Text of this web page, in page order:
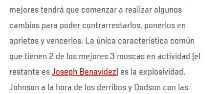
mejores tendrá que comenzar a realizar algunos
cambios para poder contrarrestarlos, ponerlos en
aprietos y vencerlos. La única característica común
que tienen 2 de los mejores 3 moscas en actividad (el
restante esJoseph Benavidez) es la explosividad.
Johnson a la hora de los derribos y Dodson con las